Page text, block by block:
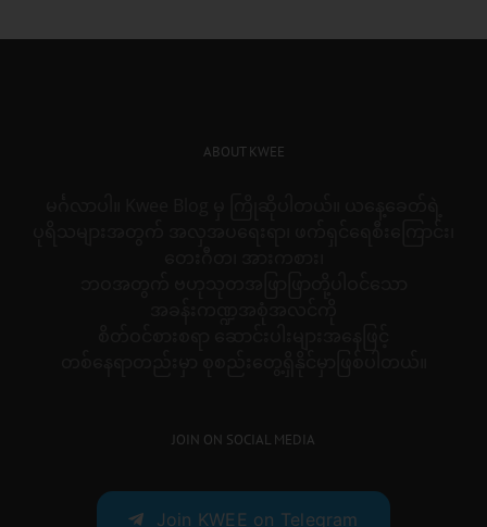
ABOUT KWEE
JOIN ON SOCIAL MEDIA
Join KWEE on Telegram